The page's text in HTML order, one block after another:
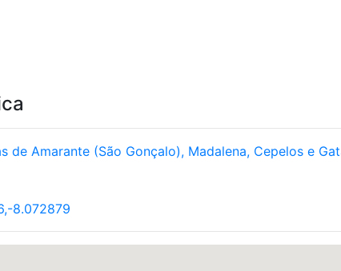
de Amarante (São Gonçalo), Madalena, Cepelos e
8.072879